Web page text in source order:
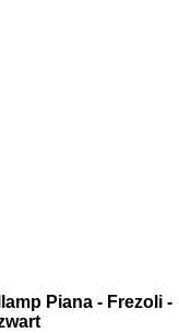
Piana - Frezoli -